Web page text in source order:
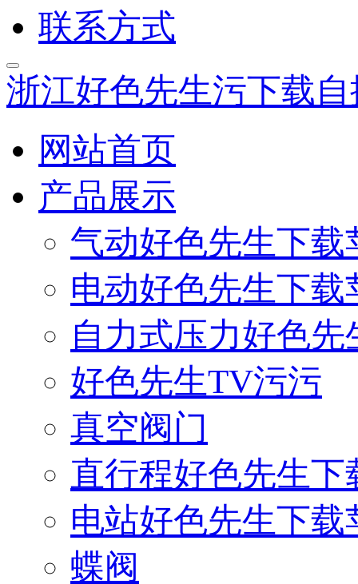
联系方式
浙江好色先生污下载
网站首页
产品展示
气动好色先生下
电动好色先生下
自力式压力好色
好色先生TV污污
真空阀门
直行程好色先生
电站好色先生下
蝶阀